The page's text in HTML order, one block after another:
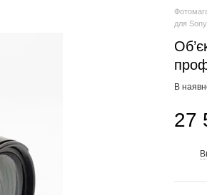
для Sony
В
27